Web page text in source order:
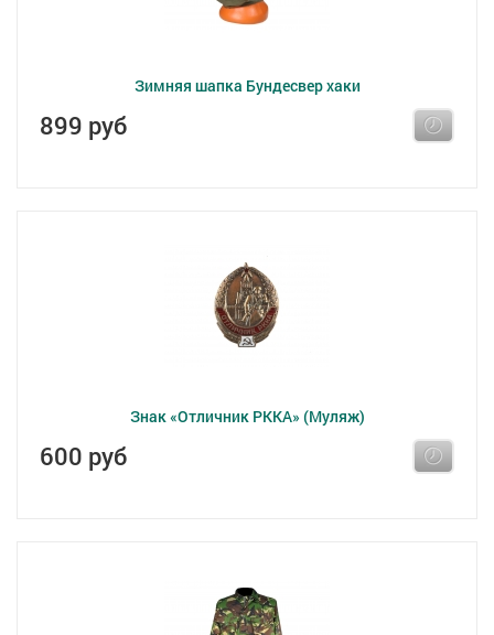
Зимняя шапка Бундесвер хаки
899 руб
Знак «Отличник РККА» (Муляж)
600 руб